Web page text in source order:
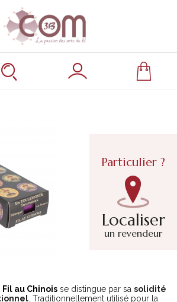
Particulier ?
Localiser
un revendeur
Fil au Chinois se distingue par sa solidité
. Traditionnellement utilisé pour la